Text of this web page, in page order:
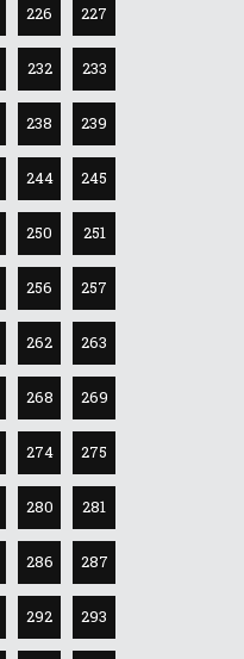
226 227
232 233
238 239
244 245
250 251
256 257
262 263
268 269
274 275
280 281
286 287
292 293